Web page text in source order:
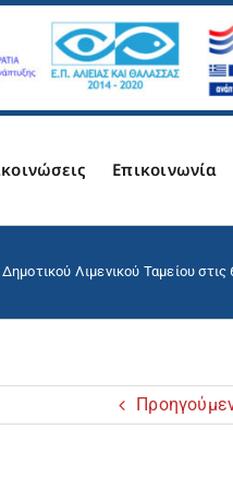
Επικοινωνία
Λιμενικού Ταμείου